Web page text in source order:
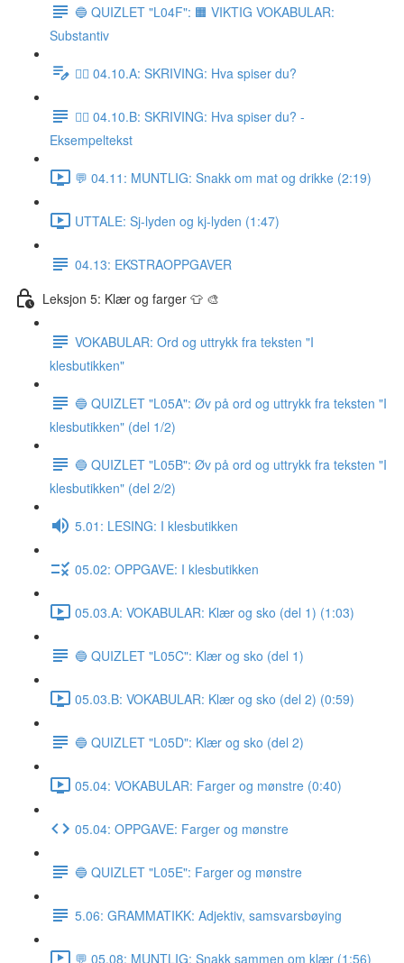
🔵 QUIZLET "L04F": 🟧 VIKTIG VOKABULAR:
Substantiv
✍🏼 04.10.A: SKRIVING: Hva spiser du?
✍🏼 04.10.B: SKRIVING: Hva spiser du? -
Eksempeltekst
💬 04.11: MUNTLIG: Snakk om mat og drikke (2:19)
UTTALE: Sj-lyden og kj-lyden (1:47)
04.13: EKSTRAOPPGAVER
Leksjon 5: Klær og farger 👕 🎨
VOKABULAR: Ord og uttrykk fra teksten "I
klesbutikken"
🔵 QUIZLET "L05A": Øv på ord og uttrykk fra teksten "I
klesbutikken" (del 1/2)
🔵 QUIZLET "L05B": Øv på ord og uttrykk fra teksten "I
klesbutikken" (del 2/2)
5.01: LESING: I klesbutikken
05.02: OPPGAVE: I klesbutikken
05.03.A: VOKABULAR: Klær og sko (del 1) (1:03)
🔵 QUIZLET "L05C": Klær og sko (del 1)
05.03.B: VOKABULAR: Klær og sko (del 2) (0:59)
🔵 QUIZLET "L05D": Klær og sko (del 2)
05.04: VOKABULAR: Farger og mønstre (0:40)
05.04: OPPGAVE: Farger og mønstre
🔵 QUIZLET "L05E": Farger og mønstre
5.06: GRAMMATIKK: Adjektiv, samsvarsbøying
💬 05.08: MUNTLIG: Snakk sammen om klær (1:56)